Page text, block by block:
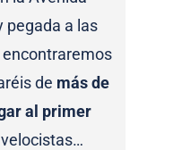
pegada a las
de más de
al primer